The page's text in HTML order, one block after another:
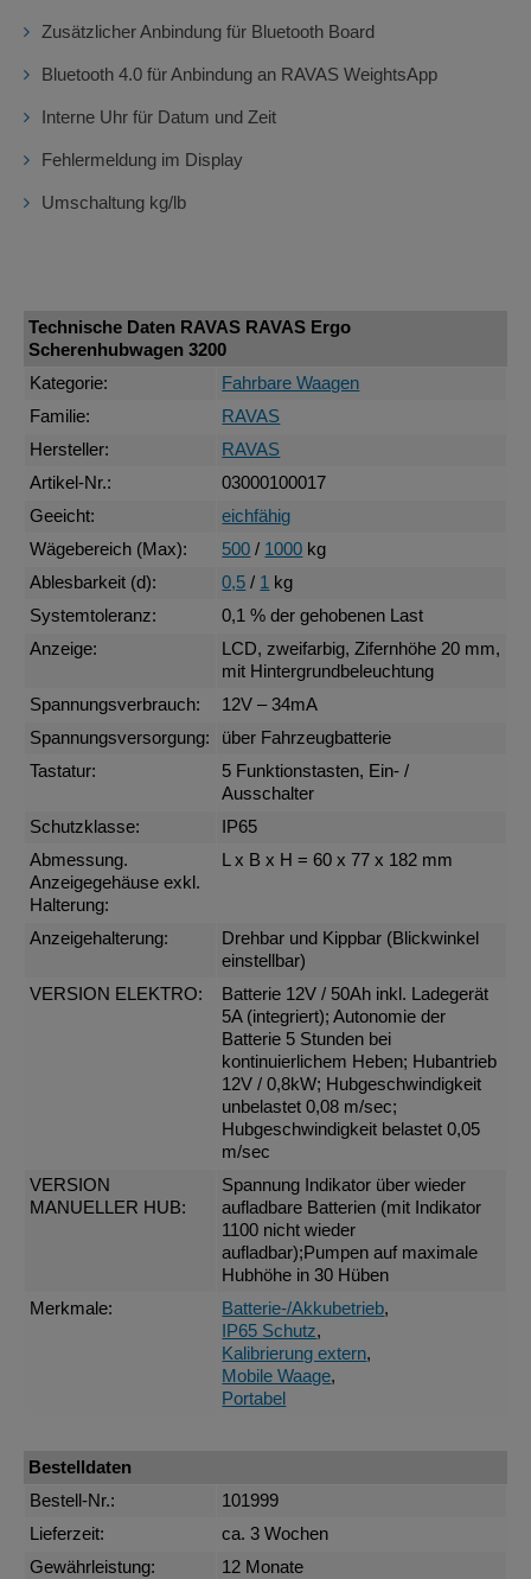
Zusätzlicher Anbindung für Bluetooth Board
Bluetooth 4.0 für Anbindung an RAVAS WeightsApp
Interne Uhr für Datum und Zeit
Fehlermeldung im Display
Umschaltung kg/lb
Technische Daten RAVAS RAVAS Ergo
Scherenhubwagen 3200
Kategorie:
Fahrbare Waagen
Familie:
RAVAS
Hersteller:
RAVAS
Artikel-Nr.:
03000100017
Geeicht:
eichfähig
Wägebereich (Max):
500 / 1000 kg
Ablesbarkeit (d):
0,5 / 1
kg
Systemtoleranz:
0,1 % der gehobenen Last
Anzeige:
LCD, zweifarbig, Zifernhöhe 20 mm,
mit Hintergrundbeleuchtung
Spannungsverbrauch:
12V – 34mA
Spannungsversorgung:
über Fahrzeugbatterie
Tastatur:
5 Funktionstasten, Ein- /
Ausschalter
Schutzklasse:
IP65
Abmessung.
Anzeigegehäuse exkl.
Halterung:
L x B x H = 60 x 77 x 182 mm
Anzeigehalterung:
Drehbar und Kippbar (Blickwinkel
einstellbar)
VERSION ELEKTRO:
Batterie 12V / 50Ah inkl. Ladegerät
5A (integriert); Autonomie der
Batterie 5 Stunden bei
kontinuierlichem Heben; Hubantrieb
12V / 0,8kW; Hubgeschwindigkeit
unbelastet 0,08 m/sec;
Hubgeschwindigkeit belastet 0,05
m/sec
VERSION
MANUELLER HUB:
Spannung Indikator über wieder
aufladbare Batterien (mit Indikator
1100 nicht wieder
aufladbar);Pumpen auf maximale
Hubhöhe in 30 Hüben
Merkmale:
Batterie-/Akkubetrieb,
IP65 Schutz,
Kalibrierung extern,
Mobile Waage,
Portabel
Bestelldaten
Bestell-Nr.:
101999
Lieferzeit:
ca. 3 Wochen
Gewährleistung:
12 Monate